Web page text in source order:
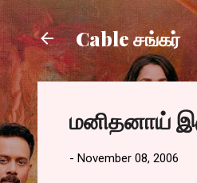
Cable சங்கர்
மனிதனாய்
- November 08, 2006